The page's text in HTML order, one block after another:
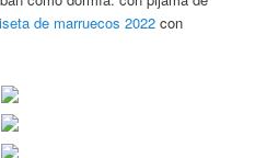
de marruecos 2022 con